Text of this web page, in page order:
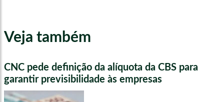
Veja também
CNC pede definição da alíquota da CBS para
garantir previsibilidade às empresas